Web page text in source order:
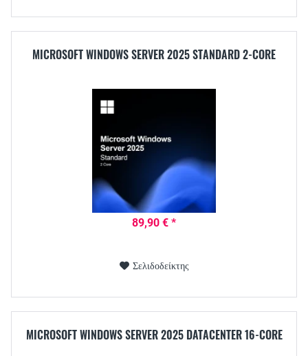
MICROSOFT WINDOWS SERVER 2025 STANDARD 2-CORE
89,90 € *
Σελιδοδείκτης
MICROSOFT WINDOWS SERVER 2025 DATACENTER 16-CORE